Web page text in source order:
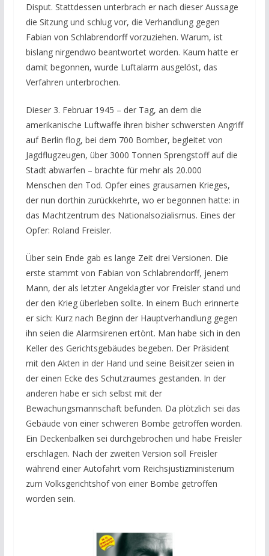
Disput. Stattdessen unterbrach er nach dieser Aussage
die Sitzung und schlug vor, die Verhandlung gegen
Fabian von Schlabrendorff vorzuziehen. Warum, ist
bislang nirgendwo beantwortet worden. Kaum hatte er
damit begonnen, wurde Luftalarm ausgelöst, das
Verfahren unterbrochen.
Dieser 3. Februar 1945 – der Tag, an dem die
amerikanische Luftwaffe ihren bisher schwersten Angriff
auf Berlin flog, bei dem 700 Bomber, begleitet von
Jagdflugzeugen, über 3000 Tonnen Sprengstoff auf die
Stadt abwarfen – brachte für mehr als 20.000
Menschen den Tod. Opfer eines grausamen Krieges,
der nun dorthin zurückkehrte, wo er begonnen hatte: in
das Machtzentrum des Nationalsozialismus. Eines der
Opfer: Roland Freisler.
Über sein Ende gab es lange Zeit drei Versionen. Die
erste stammt von Fabian von Schlabrendorff, jenem
Mann, der als letzter Angeklagter vor Freisler stand und
der den Krieg überleben sollte. In einem Buch erinnerte
er sich: Kurz nach Beginn der Hauptverhandlung gegen
ihn seien die Alarmsirenen ertönt. Man habe sich in den
Keller des Gerichtsgebäudes begeben. Der Präsident
mit den Akten in der Hand und seine Beisitzer seien in
der einen Ecke des Schutzraumes gestanden. In der
anderen habe er sich selbst mit der
Bewachungsmannschaft befunden. Da plötzlich sei das
Gebäude von einer schweren Bombe getroffen worden.
Ein Deckenbalken sei durchgebrochen und habe Freisler
erschlagen. Nach der zweiten Version soll Freisler
während einer Autofahrt vom Reichsjustizministerium
zum Volksgerichtshof von einer Bombe getroffen
worden sein.